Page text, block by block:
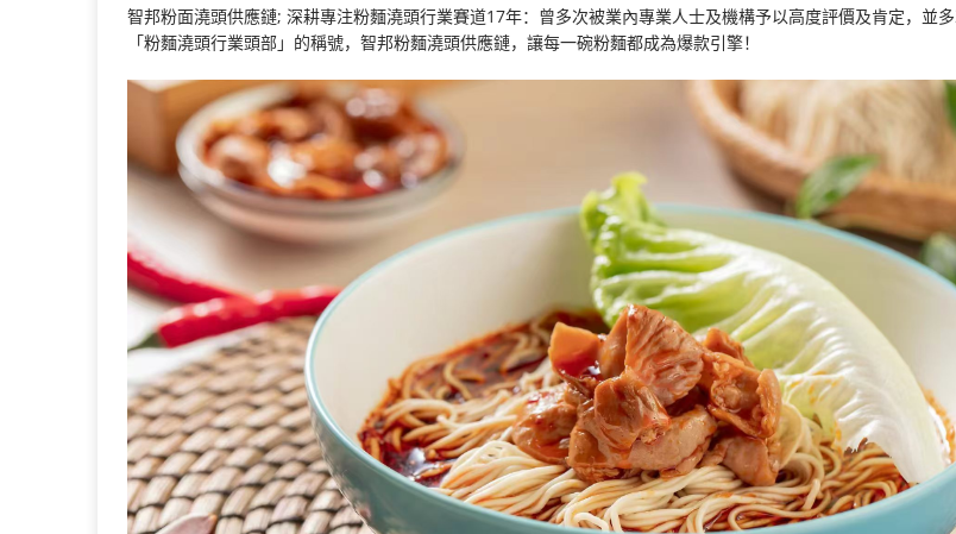
智邦粉面澆頭供應鏈; 深耕專注粉麵澆頭行業賽道17年：曾多次被業內專業人士及機構予以高度評價及肯定，並
「粉麵澆頭行業頭部」的稱號，智邦粉麵澆頭供應鏈，讓每一碗粉麵都成為爆款引擎！